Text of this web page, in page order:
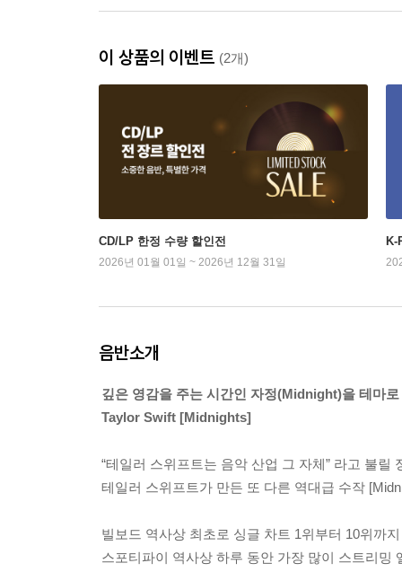
이 상품의 이벤트 (2개)
CD/LP 한정 수량 할인전
2026년 01월 01일 ~ 2026년 12월 31일
K-
음반소개
깊은 영감을 주는 시간인 자정(Midnight)을 테마
Taylor Swift [Midnights]
“테일러 스위프트는 음악 산업 그 자체” 라고 불릴
테일러 스위프트가 만든 또 다른 역대급 수작
빌보드 역사상 최초로 싱글 차트 1위부터 10위까
스포티파이 역사상 하루 동안 가장 많이 스트리밍